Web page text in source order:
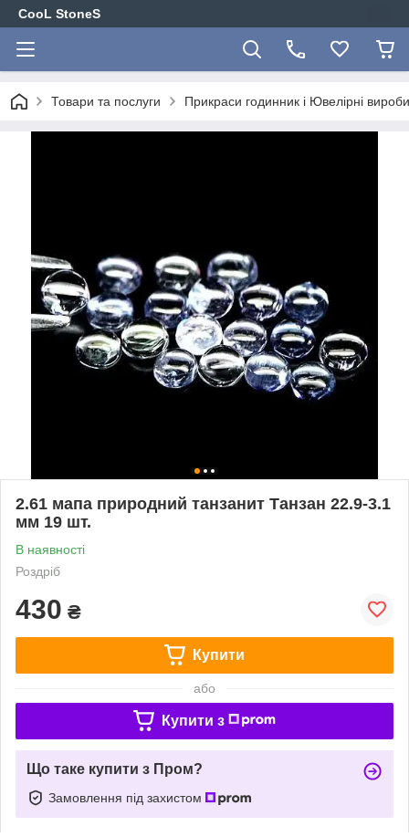
CooL StoneS
Товари та послуги Прикраси годинник і Ювелірні
2.61 мапа природний танзанит Танзан 22.9-3.1
мм 19 шт.
В наявності
Роздріб
430 ₴
Купити
або
Купити з
Що таке купити з Пром?
Замовлення під захистом